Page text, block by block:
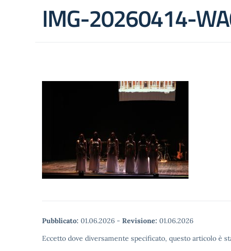
IMG-20260414-
Pubblicato: 01.06.2026 - Revisione: 01.06.2026
Eccetto dove diversamente specificato, questo articolo è